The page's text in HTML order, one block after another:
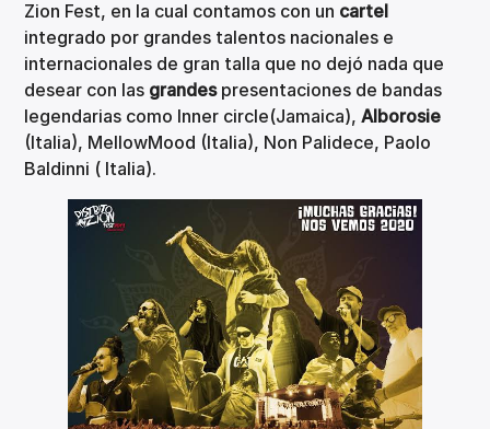
Zion Fest, en la cual contamos con un cartel
integrado por grandes talentos nacionales e
internacionales de gran talla que no dejó nada que
desear con las grandespresentaciones de bandas
legendarias como Inner circle(Jamaica),Alborosie
(Italia), MellowMood (Italia), Non Palidece, Paolo
Baldinni ( Italia).